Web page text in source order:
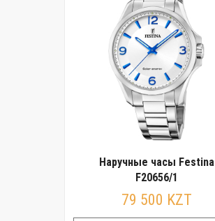
Наручные часы Festina
F20656/1
79 500 KZT